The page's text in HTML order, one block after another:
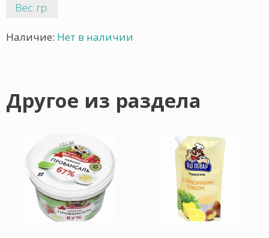
Вес: гр.
Наличие: Нет в наличии
Другое из раздела